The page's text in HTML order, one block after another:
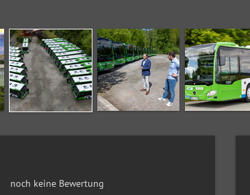
noch keine Bewertung